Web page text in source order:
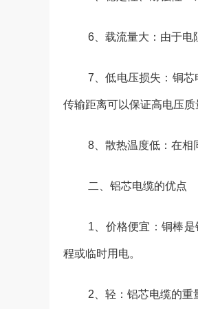
6、载流量大：由于电
7、低电压损失： 铜芯
传输距离可以保证高电压
8、散热温度低：在相
二、铝芯电缆的优点
1、价格便宜：铜棒
程或临时用电。
2、轻： 铝芯电缆的重